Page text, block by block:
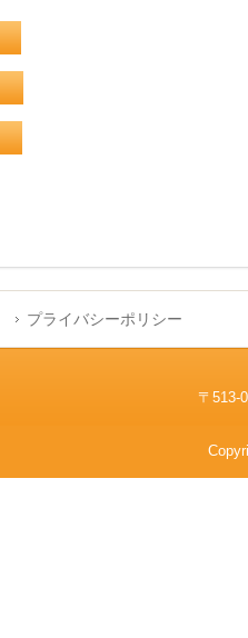
プライバシーポリシー
〒513-